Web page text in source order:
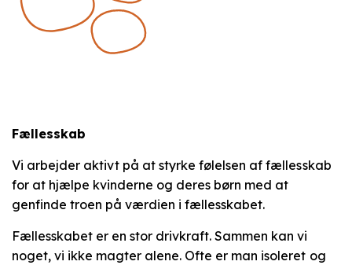
Fællesskab
Vi arbejder aktivt på at styrke følelsen af fællesskab
for at hjælpe kvinderne og deres børn med at
genfinde troen på værdien i fællesskabet.
Fællesskabet er en stor drivkraft. Sammen kan vi
noget, vi ikke magter alene. Ofte er man isoleret og